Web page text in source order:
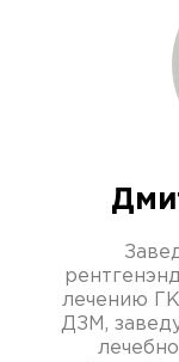
лечению
ДЗМ,